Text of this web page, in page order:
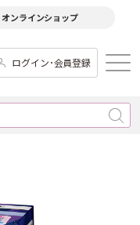
オンラインショップ
ログイン･会員登録